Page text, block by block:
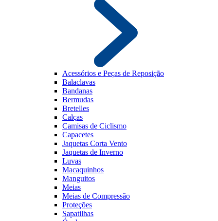
Acessórios e Peças de Reposição
Balaclavas
Bandanas
Bermudas
Bretelles
Calças
Camisas de Ciclismo
Capacetes
Jaquetas Corta Vento
Jaquetas de Inverno
Luvas
Macaquinhos
Manguitos
Meias
Meias de Compressão
Proteções
Sapatilhas